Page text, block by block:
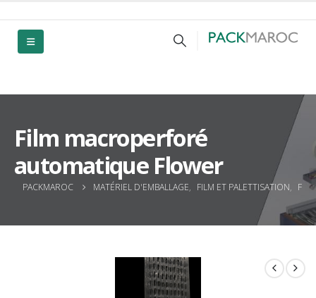
Film macroperforé
automatique Flower
PACKMAROC MATÉRIEL D'EMBALLAGE, FILM ET PALETTISATION,